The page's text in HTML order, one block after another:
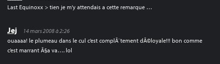
Last Equinoxx > tien je m’y attendais a cette remarque …
Jej
14 mars 2008 à 2:26
ouaaaa! le plumeau dans le cul c’est complÃ¨tement dÃ©loyale!!! bon comme
c’est marrant Ã§a va…. lol